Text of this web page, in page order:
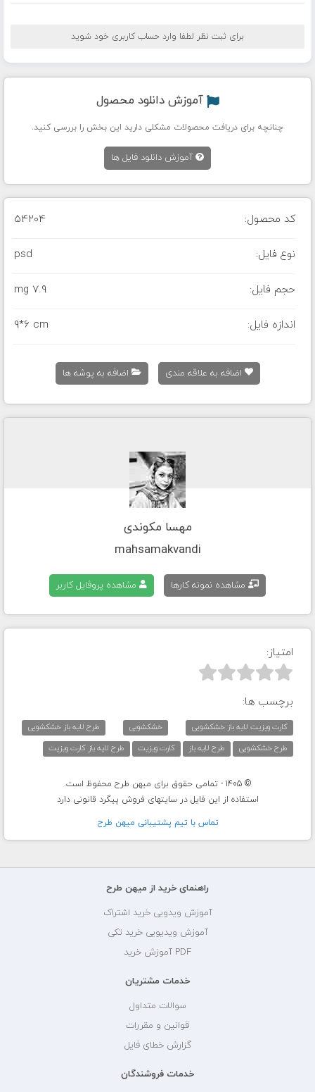
برای ثبت نظر لطفا وارد حساب کاربری خود شوید
آموزش دانلود محصول
چنانچه برای دریافت محصولات مشکلی دارید این بخش را بررسی کنید.
آموزش دانلود فایل ها
کد محصول: 54204
نوع فایل: psd
حجم فایل: 7.9 mg
اندازه فایل: 9*6 cm
اضافه به علاقه مندی اضافه به پوشه ها
مهسا مکوندی
mahsamakvandi
مشاهده نمونه کارها مشاهده پروفایل کاربر
امتیاز:



برچسب ها:
کارت ویزیت لایه باز خشکشویی خشکشویی
طرح لایه باز خشکشویی
طرح خشکشویی
طرح لایه باز کارت ویزیت طرح لایه باز کارت ویزیت
© 1405 - تمامی حقوق برای میهن طرح محفوظ است.
استفاده از این فایل در سایتهای فروش پیگرد قانونی دارد
تماس با تيم پشتيبانی ميهن طرح
راهنمای خرید از میهن طرح
آموزش ویدویی خرید اشتراک
آموزش ویدیویی خرید تکی
PDF آموزش خرید
خدمات مشتریان
سوالات متداول
قوانین و مقررات
گزارش خطای فایل
خدمات فروشندگان